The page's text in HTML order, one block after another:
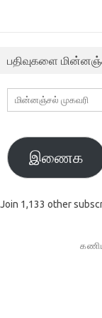
பதிவுகளை
மின்னஞ்சல்
முகவரி
இணைக
Join 1,133 other